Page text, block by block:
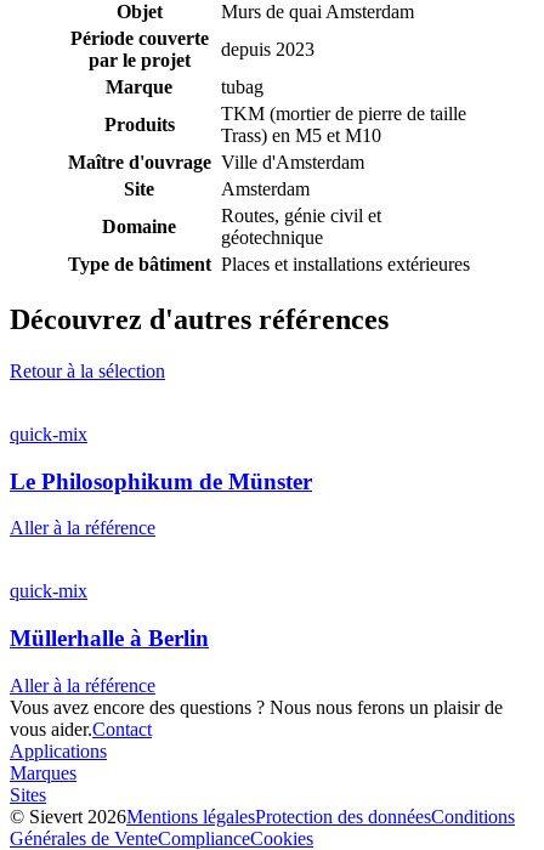
Objet
Murs de quai Amsterdam
Période couverte
par le projet
depuis 2023
Marque
tubag
Produits
TKM (mortier de pierre de taille
Trass) en M5 et M10
Maître d'ouvrage Ville d'Amsterdam
Site
Amsterdam
Domaine
Routes, génie civil et
géotechnique
Type de bâtiment Places et installations extérieures
Découvrez d'autres références
Retour à la sélection
quick-mix
Le Philosophikum de Münster
Aller à la référence
quick-mix
Müllerhalle à Berlin
Aller à la référence
Vous avez encore des questions ? Nous nous ferons un plaisir de
vous aider.Contact
Applications
Marques
Sites
© Sievert 2026Mentions légalesProtection des donnéesConditions
Générales de VenteComplianceCookies